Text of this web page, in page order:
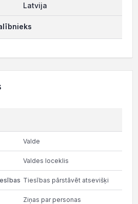
Latvija
Valde
Valdes loceklis
Tiesības pārstāvēt atsevišķi
Ziņas par personas